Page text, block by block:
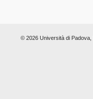
© 2026 Università di Padova,